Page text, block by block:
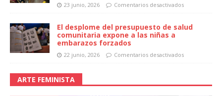
23 junio, 2026 Comentarios desactivados
El desplome del presupuesto de salud
comunitaria expone a las niñas a
embarazos forzados
22 junio, 2026 Comentarios desactivados
ARTE FEMINISTA